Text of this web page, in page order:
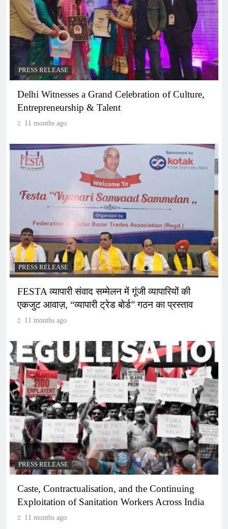
PRESS RELEASE
Delhi Witnesses a Grand Celebration of Culture,
Entrepreneurship & Talent
11 months ago
PRESS RELEASE
FESTA व्यापारी संवाद सम्मेलन में गूंजी व्यापारियों की
एकजुट आवाज़, “व्यापारी ट्रेड बोर्ड” गठन का प्रस्ताव
11 months ago
PRESS RELEASE
Caste, Contractualisation, and the Continuing
Exploitation of Sanitation Workers Across India
11 months ago